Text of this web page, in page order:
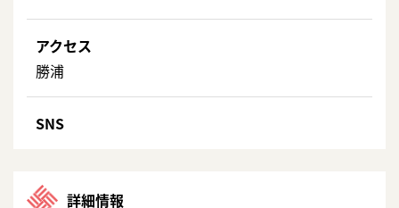
アクセス
勝浦
SNS
詳細情報